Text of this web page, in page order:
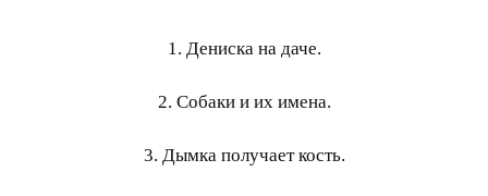
1. Дениска на даче.
2. Собаки и их имена.
3. Дымка получает кость.